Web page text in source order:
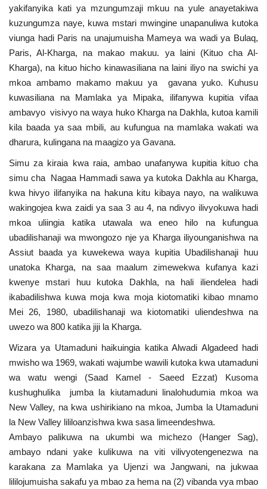
yakifanyika kati ya mzungumzaji mkuu na yule anayetakiwa
kuzungumza naye, kuwa mstari mwingine unapanuliwa kutoka
viunga hadi Paris na unajumuisha Mameya wa wadi ya Bulaq,
Paris, Al-Kharga, na makao makuu. ya laini (Kituo cha Al-
Kharga), na kituo hicho kinawasiliana na laini iliyo na swichi ya
mkoa ambamo makamo makuu ya gavana yuko. Kuhusu
kuwasiliana na Mamlaka ya Mipaka, ilifanywa kupitia vifaa
ambavyo visivyo na waya huko Kharga na Dakhla, kutoa kamili
kila baada ya saa mbili, au kufungua na mamlaka wakati wa
dharura, kulingana na maagizo ya Gavana.
Simu za kiraia kwa raia, ambao unafanywa kupitia kituo cha
simu cha Nagaa Hammadi sawa ya kutoka Dakhla au Kharga,
kwa hivyo ilifanyika na hakuna kitu kibaya nayo, na walikuwa
wakingojea kwa zaidi ya saa 3 au 4, na ndivyo ilivyokuwa hadi
mkoa uliingia katika utawala wa eneo hilo na kufungua
ubadilishanaji wa mwongozo nje ya Kharga iliyounganishwa na
Assiut baada ya kuwekewa waya kupitia Ubadilishanaji huu
unatoka Kharga, na saa maalum zimewekwa kufanya kazi
kwenye mstari huu kutoka Dakhla, na hali iliendelea hadi
ikabadilishwa kuwa moja kwa moja kiotomatiki kibao mnamo
Mei 26, 1980, ubadilishanaji wa kiotomatiki uliendeshwa na
uwezo wa 800 katika jiji la Kharga.
Wizara ya Utamaduni haikuingia katika Alwadi Algadeed hadi
mwisho wa 1969, wakati wajumbe wawili kutoka kwa utamaduni
wa watu wengi (Saad Kamel - Saeed Ezzat) Kusoma
kushughulika jumba la kiutamaduni linalohudumia mkoa wa
New Valley, na kwa ushirikiano na mkoa, Jumba la Utamaduni
la New Valley lililoanzishwa kwa sasa limeendeshwa.
Ambayo palikuwa na ukumbi wa michezo (Hanger Sag),
ambayo ndani yake kulikuwa na viti vilivyotengenezwa na
karakana za Mamlaka ya Ujenzi wa Jangwani, na jukwaa
lililojumuisha sakafu ya mbao za hema na (2) vibanda vya mbao